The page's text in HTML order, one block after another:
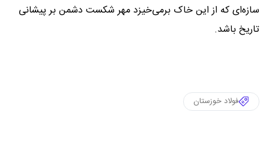
سازه‌ای که از این خاک برمی‌خیزد مهر شکست دشمن بر پیشانی
تاریخ باشد.
فولاد خوزستان